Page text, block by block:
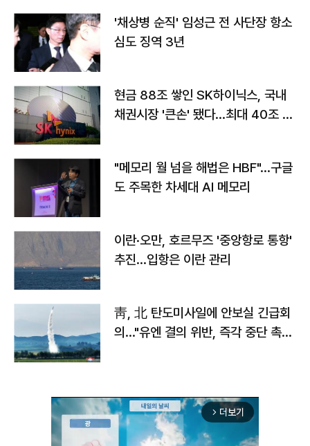
'채상병 순직' 임성근 전 사단장 항소
심도 징역 3년
현금 88조 쌓인 SK하이닉스, 국내
채권시장 '큰손' 됐다…최대 40조 투
"메모리 월 넘을 해법은 HBF"…구글
도 주목한 차세대 AI 메모리
이란·오만, 호르무즈 '중앙항로 통항'
추진…입항은 이란 관리
靑, 北 탄도미사일에 안보실 긴급회
의…"유엔 결의 위반, 즉각 중단 촉
arrow_forward_ios 더보기